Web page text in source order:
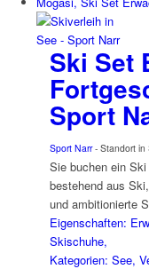
Ski Set
Sport
Sport Narr- Standort in
Sie buchen ein
bestehend aus
und ambitionierte
Eigenschaften:
Skischuhe,
Kategorien: See,